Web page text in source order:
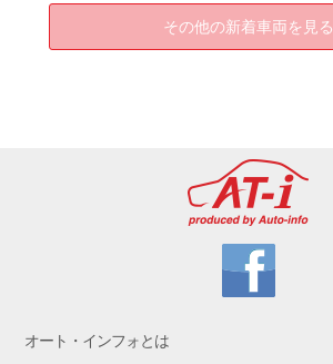
その他の新着車両を見る
オート・インフォとは